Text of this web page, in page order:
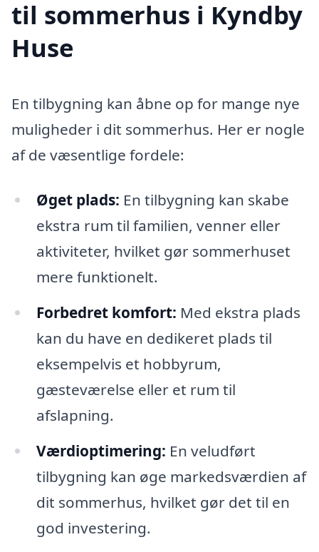
til sommerhus i Kyndby
Huse
En tilbygning kan åbne op for mange nye
muligheder i dit sommerhus. Her er nogle
af de væsentlige fordele:
Øget plads: En tilbygning kan skabe
ekstra rum til familien, venner eller
aktiviteter, hvilket gør sommerhuset
mere funktionelt.
Forbedret komfort: Med ekstra plads
kan du have en dedikeret plads til
eksempelvis et hobbyrum,
gæsteværelse eller et rum til
afslapning.
Værdioptimering: En veludført
tilbygning kan øge markedsværdien af
dit sommerhus, hvilket gør det til en
god investering.